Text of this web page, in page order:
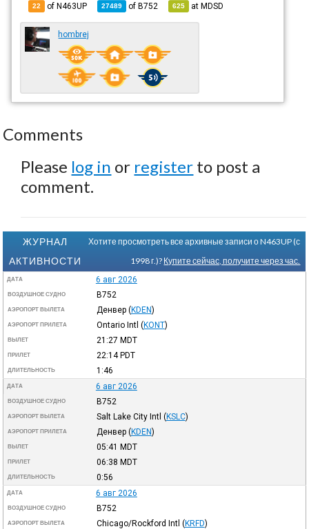
22 of N463UP 27489 ofB752 625 atMDSD
hombrej
Comments
Please log in or register to post a
comment.
ЖУРНАЛ
АКТИВНОСТИ
Хотите просмотреть все архивные записи о N463UP (с
1998 г.)? Купите сейчас, получите через час.
ДАТА 6 авг 2026
ВОЗДУШНОЕ СУДНО B752
АЭРОПОРТ ВЫЛЕТА Денвер (KDEN)
АЭРОПОРТ ПРИЛЕТА Ontario Intl (KONT)
ВЫЛЕТ 21:27 MDT
ПРИЛЕТ 22:14PDT
ДЛИТЕЛЬНОСТЬ 1:46
ДАТА 6 авг 2026
ВОЗДУШНОЕ СУДНО B752
АЭРОПОРТ ВЫЛЕТА Salt Lake City Intl (KSLC)
АЭРОПОРТ ПРИЛЕТА Денвер (KDEN)
ВЫЛЕТ 05:41 MDT
ПРИЛЕТ 06:38 MDT
ДЛИТЕЛЬНОСТЬ 0:56
ДАТА 6 авг 2026
ВОЗДУШНОЕ СУДНО B752
АЭРОПОРТ ВЫЛЕТА Chicago/Rockford Intl (KRFD)